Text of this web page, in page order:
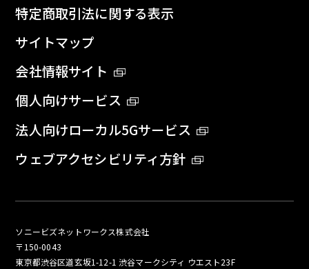
特定商取引法に関する表示
サイトマップ
会社情報サイト
個人向けサービス
法人向けローカル5Gサービス
ウェブアクセシビリティ方針
ソニービズネットワークス株式会社
〒150-0043
東京都渋谷区道玄坂1-12-1 渋谷マークシティ ウエスト23F